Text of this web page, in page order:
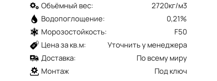
Объёмный вес:
2720кг/м3
Водопоглощение:
0,21%
Морозостойкость:
F50
Цена за кв.м:
Уточнить у менеджера
Доставка:
По всему миру
Монтаж
Под ключ